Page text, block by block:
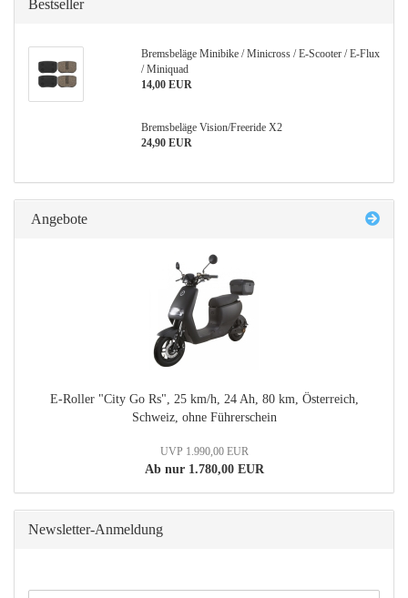
Bestseller
Bremsbeläge Minibike / Minicross / E-Scooter / E-Flux
/ Miniquad
14,00 EUR
Bremsbeläge Vision/Freeride X2
24,90 EUR
Angebote
E-Roller "City Go Rs", 25 km/h, 24 Ah, 80 km, Österreich,
Schweiz, ohne Führerschein
UVP 1.990,00 EUR
Ab nur 1.780,00 EUR
Newsletter-Anmeldung